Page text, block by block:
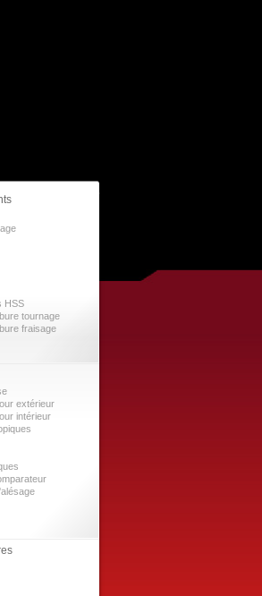
HSS
tournage
fraisage
extérieur
intérieur